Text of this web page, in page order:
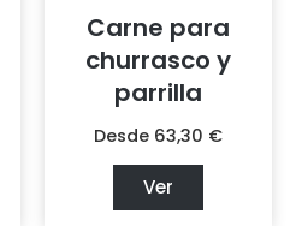
Carne para
churrasco y
parrilla
Desde 63,30 €
Ver